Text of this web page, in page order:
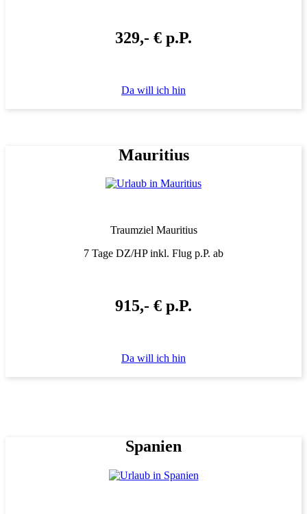
329,- € p.P.
Da will ich hin
Mauritius
Traumziel Mauritius
7 Tage DZ/HP inkl. Flug p.P. ab
915,- € p.P.
Da will ich hin
Spanien